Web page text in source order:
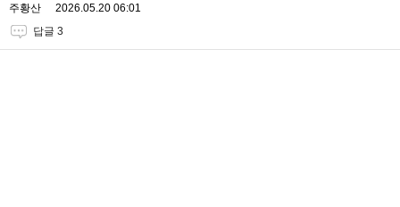
주황산
2026.05.20 06:01
답글 3